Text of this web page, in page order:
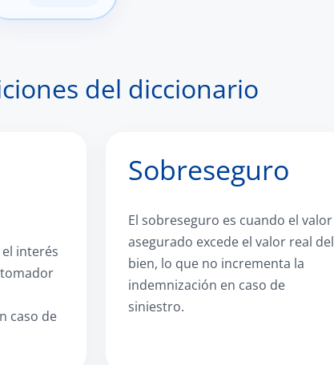
del diccionario
interés
caso de
Sobreseguro
El sobreseguro es cuando el valor
asegurado excede el valor real del
bien, lo que no incrementa la
indemnización en caso de
siniestro.